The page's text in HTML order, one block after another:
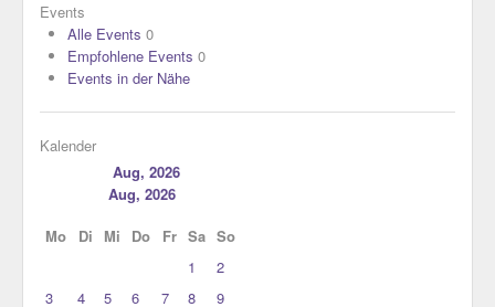
Events
Alle Events 0
Empfohlene Events 0
Events in der Nähe
Kalender
Aug, 2026
Aug, 2026
Mo
Di Mi Do Fr Sa So
1
2
3
4 5 6 7 8
9